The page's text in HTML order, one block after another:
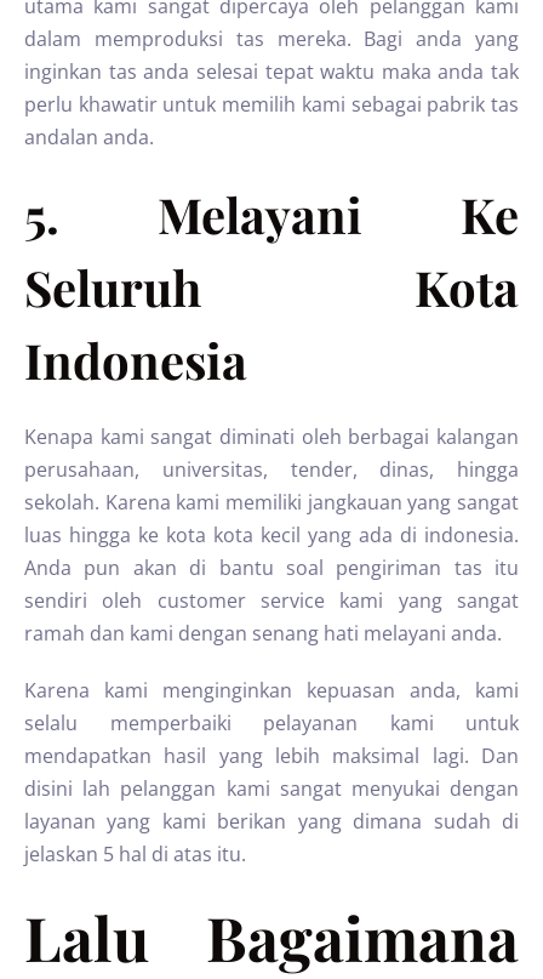
utama kami sangat dipercaya oleh pelanggan kami
dalam memproduksi tas mereka. Bagi anda yang
inginkan tas anda selesai tepat waktu maka anda tak
perlu khawatir untuk memilih kami sebagai pabrik tas
andalan anda.
5. Melayani Ke
Seluruh Kota
Indonesia
Kenapa kami sangat diminati oleh berbagai kalangan
perusahaan, universitas, tender, dinas, hingga
sekolah. Karena kami memiliki jangkauan yang sangat
luas hingga ke kota kota kecil yang ada di indonesia.
Anda pun akan di bantu soal pengiriman tas itu
sendiri oleh customer service kami yang sangat
ramah dan kami dengan senang hati melayani anda.
Karena kami menginginkan kepuasan anda, kami
selalu memperbaiki pelayanan kami untuk
mendapatkan hasil yang lebih maksimal lagi. Dan
disini lah pelanggan kami sangat menyukai dengan
layanan yang kami berikan yang dimana sudah di
jelaskan 5 hal di atas itu.
Lalu Bagaimana